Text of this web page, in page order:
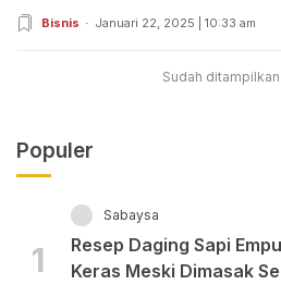
Bisnis Januari 22, 2025 | 10:33 am
Sudah
Populer
1
Sabaysa
Resep Daging Sapi
Keras Meski Dimasak